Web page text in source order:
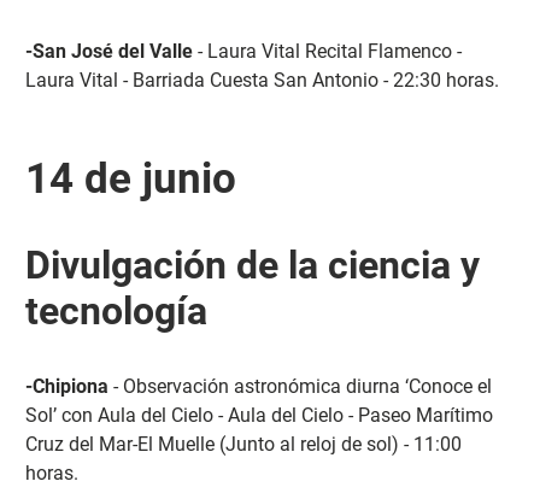
-San José del Valle- Laura Vital Recital Flamenco -
Laura Vital - Barriada Cuesta San Antonio - 22:30 horas.
14 de junio
Divulgación de la ciencia y
tecnología
-Chipiona - Observación astronómica diurna ‘Conoce el
Sol’ con Aula del Cielo - Aula del Cielo - Paseo Marítimo
Cruz del Mar-El Muelle (Junto al reloj de sol) - 11:00
horas.